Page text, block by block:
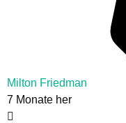
Milton Friedman
7 Monate her